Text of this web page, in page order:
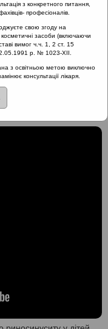
проблема.
з конкретного питання,
професіоналів.
свою згоду на
косметичні засоби (включаючи
вимог ч.ч. 1, 2 ст. 15
р. № 1023-XII.
з освітньою метою виключно
консультації лікаря.